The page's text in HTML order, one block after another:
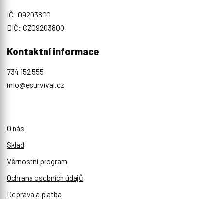
IČ: 09203800
DIČ: CZ09203800
Kontaktní informace
734 152 555
info@esurvival.cz
O nás
Sklad
Věrnostní program
Ochrana osobních údajů
Doprava a platba